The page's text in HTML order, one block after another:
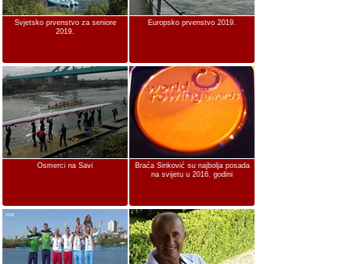
Svjetsko prvenstvo za seniore
2019.
Europsko prvenstvo 2019.
Osmerci na Savi
Braća Sinković su najbolja posada
na svijetu u 2016. godini